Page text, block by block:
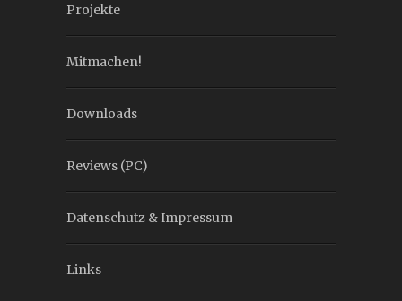
Projekte
Mitmachen!
Downloads
Reviews (PC)
Datenschutz & Impressum
Links